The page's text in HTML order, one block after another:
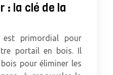
: la clé de la
est primordial pour
portail en bois. Il
pour éliminer les